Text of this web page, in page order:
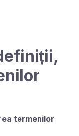
termenilor